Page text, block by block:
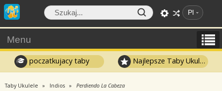
Pl
Menu
poczatkujacy taby Najlepsze Taby Ukulele
Taby Ukulele Indios Perdiendo La Cabeza